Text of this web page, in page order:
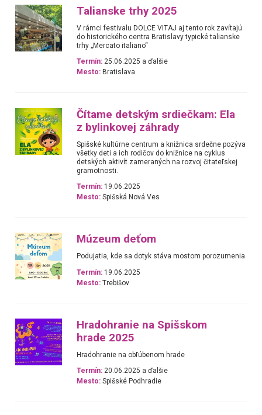
Talianske trhy 2025
V rámci festivalu DOLCE VITAJ aj tento rok zavítajú
do historického centra Bratislavy typické talianske
trhy „Mercato italiano“
Termín: 25.06.2025 a ďalšie
Mesto: Bratislava
Čítame detským srdiečkam: Ela
z bylinkovej záhrady
Spišské kultúrne centrum a knižnica srdečne pozýva
všetky deti a ich rodičov do knižnice na cyklus
detských aktivít zameraných na rozvoj čitateľskej
gramotnosti.
Termín: 19.06.2025
Mesto: Spišská Nová Ves
Múzeum deťom
Podujatia, kde sa dotyk stáva mostom porozumenia
Termín: 19.06.2025
Mesto: Trebišov
Hradohranie na Spišskom
hrade 2025
Hradohranie na obľúbenom hrade
Termín: 20.06.2025 a ďalšie
Mesto: Spišské Podhradie